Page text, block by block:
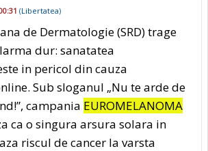
(Libertatea)
de Dermatologie (SRD) trage
dur: sanatatea
in pericol din cauza
Sub sloganul „Nu te arde de
campania EUROMELANOMA
ca o singura arsura solara in
riscul de cancer la varsta